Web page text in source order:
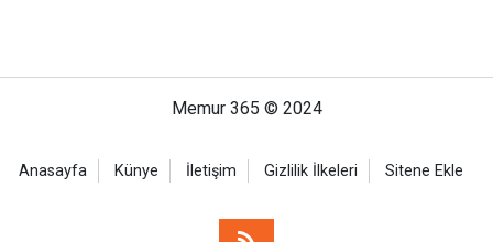
Memur 365 © 2024
Anasayfa Künye İletişim Gizlilik İlkeleri Sitene Ekle